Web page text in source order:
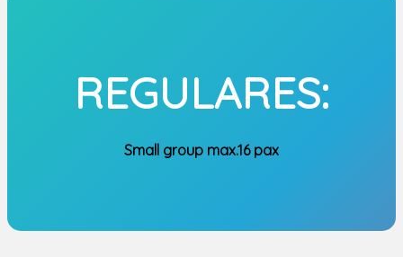
REGULARES:
Small group max.16 pax